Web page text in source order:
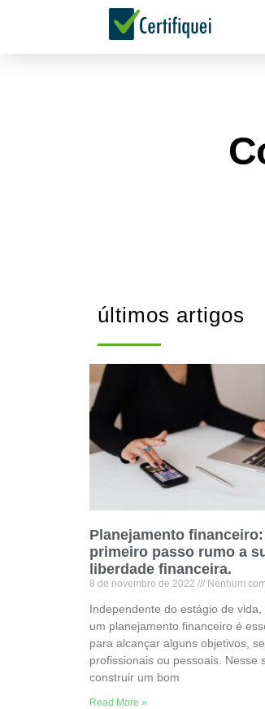
últimos artigos
Planejamento
primeiro passo rumo a
liberdade financeira.
8 de novembro de 2022 Nenhum
Independente do estágio de vida,
um planejamento financeiro é
para alcançar alguns objetivos,
profissionais ou pessoais. Nesse
construir um bom
Read More »